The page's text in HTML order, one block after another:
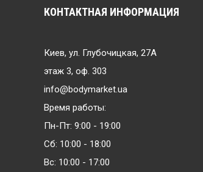
КОНТАКТНАЯ ИНФОРМАЦИЯ
Киев, ул. Глубочицкая, 27А
этаж 3, оф. 303
info@bodymarket.ua
Время работы:
Пн-Пт: 9:00 - 19:00
Сб: 10:00 - 18:00
Вс: 10:00 - 17:00